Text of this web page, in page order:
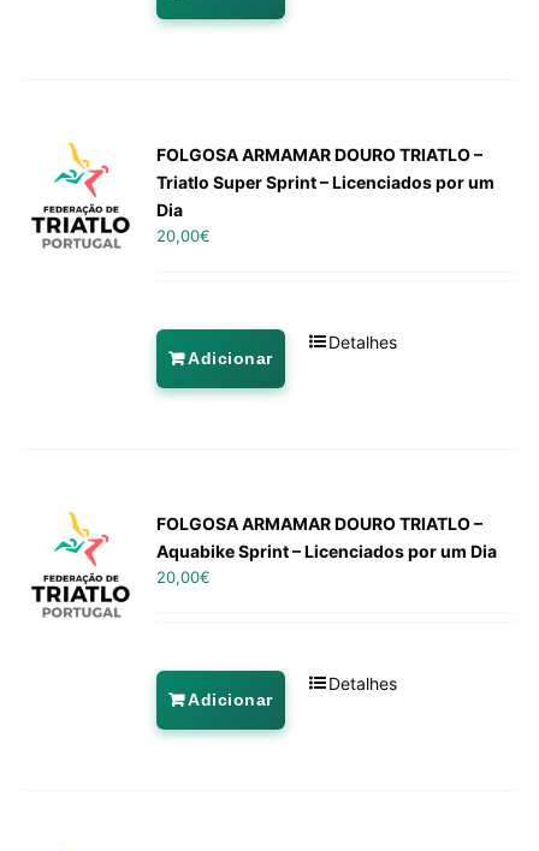
FOLGOSA ARMAMAR DOURO TRIATLO –
Triatlo Super Sprint – Licenciados por um
Dia
20,00€
Adicionar
Detalhes
FOLGOSA ARMAMAR DOURO TRIATLO –
Aquabike Sprint – Licenciados por um Dia
20,00€
Adicionar
Detalhes